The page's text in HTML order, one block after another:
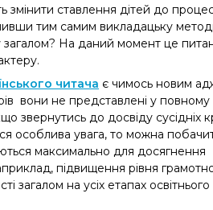
змінити ставлення дітей до
тим самим викладацьку
загалом? На даний момент це
читача є чимось новим
вони не представлені у повному
звернутись до досвіду сусідніх
особлива увага, то можна
максимально для досягнення
підвищення рівня
загалом на усіх етапах освітнього